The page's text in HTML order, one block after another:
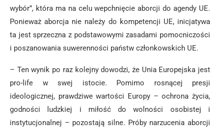
wybór”, która ma na celu wepchnięcie aborcji do agendy UE.
Ponieważ aborcja nie należy do kompetencji UE, inicjatywa
ta jest sprzeczna z podstawowymi zasadami pomocniczości
i poszanowania suwerenności państw członkowskich UE.
– Ten wynik po raz kolejny dowodzi, że Unia Europejska jest
pro-life w swej istocie. Pomimo rosnącej presji
ideologicznej, prawdziwe wartości Europy – ochrona życia,
godności ludzkiej i miłość do wolności osobistej i
instytucjonalnej – pozostają silne. Próby narzucenia aborcji